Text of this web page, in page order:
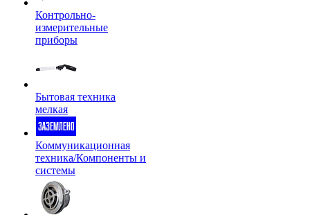
Контрольно-
измерительные
приборы
Бытовая техника
мелкая
Коммуникационная
техника/Компоненты и
системы